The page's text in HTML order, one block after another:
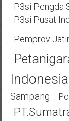
P3si Pengda
P3si Pusat
Pemprov
Indonesia
Sampang